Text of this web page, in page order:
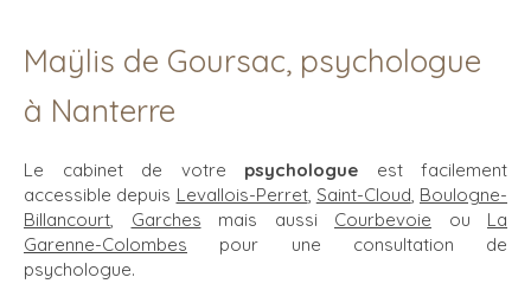
Maÿlis de Goursac, psychologue
à Nanterre
Le cabinet de votre psychologue est facilement
accessible depuis Levallois-Perret, Saint-Cloud, Boulogne-
Billancourt, Garches mais aussi Courbevoie ou La
Garenne-Colombes pour une consultation de
psychologue.